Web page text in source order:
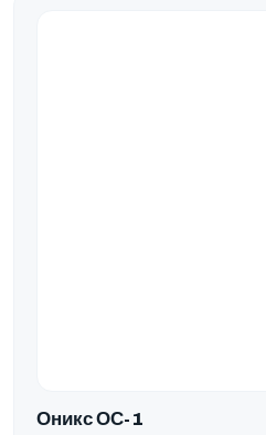
Оникс ОС-1